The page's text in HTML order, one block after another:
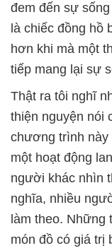
đem đến sự
là chiếc đồng hồ
hơn khi mà một
tiếp mang lại sự
Thật ra tôi nghĩ
thiện nguyện nói
chương trình này
một hoạt động
người khác nhìn
nghĩa, nhiều
làm theo. Những
món đồ có giá trị